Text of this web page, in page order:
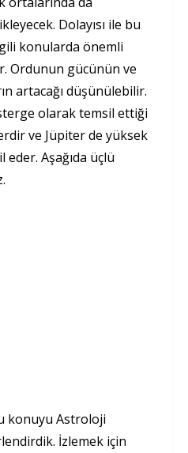
Dolayısı ile bu
konularda önemli
Ordunun gücünün ve
artacağı düşünülebilir.
olarak temsil ettiği
ve Jüpiter de yüksek
Aşağıda üçlü
konuyu Astroloji
İzlemek için